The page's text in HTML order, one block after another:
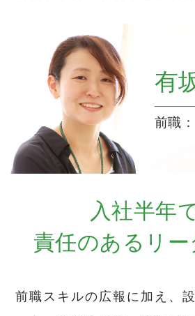
ればと思います。
有
前職
入社半年
責任のあるリ
前職スキルの広報に加え、